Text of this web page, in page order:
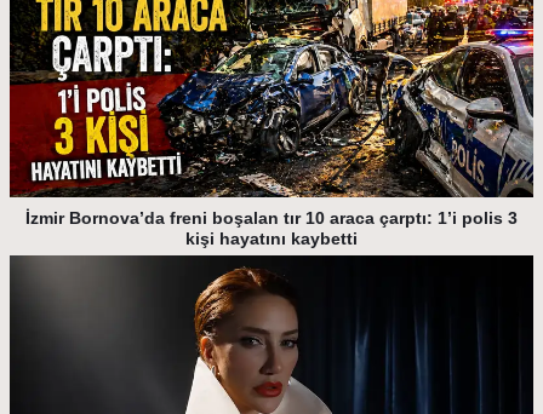
İzmir Bornova’da freni boşalan tır 10 araca çarptı: 1’i polis 3
kişi hayatını kaybetti